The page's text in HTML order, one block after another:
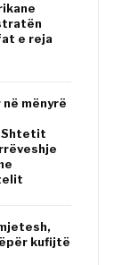
e reja
mënyrë
Shtetit
kufijtë